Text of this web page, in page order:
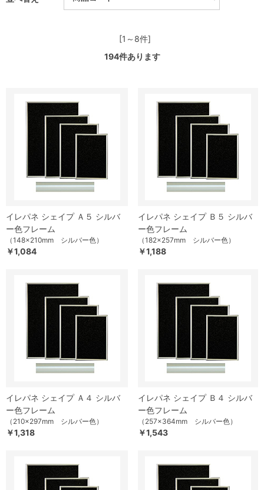
[1～8件]
194件あります
イレパネ シェイプ Ａ５ シルバ
ー色フレーム
（148×210mm シルバー色）
￥1,084
イレパネ シェイプ Ｂ５ シルバ
ー色フレーム
（182×257mm シルバー色）
￥1,188
イレパネ シェイプ Ａ４ シルバ
ー色フレーム
（210×297mm シルバー色）
￥1,318
イレパネ シェイプ Ｂ４ シルバ
ー色フレーム
（257×364mm シルバー色）
￥1,543